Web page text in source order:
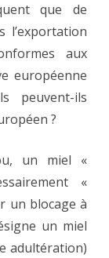
que de
l’exportation
aux
européenne
peuvent-ils
?
un miel «
«
un blocage à
un miel
adultération)